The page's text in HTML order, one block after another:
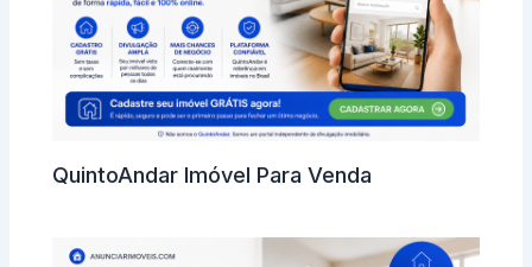
QuintoAndar Imóvel Para Venda